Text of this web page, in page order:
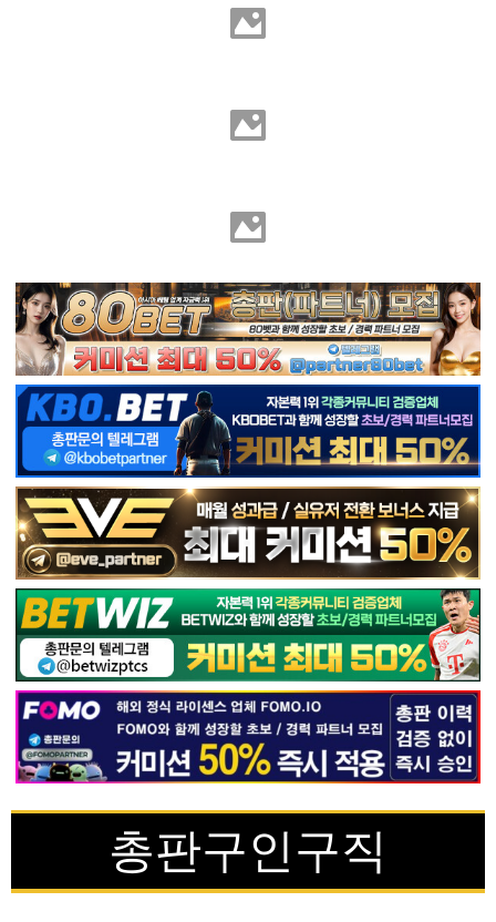
총판구인구직